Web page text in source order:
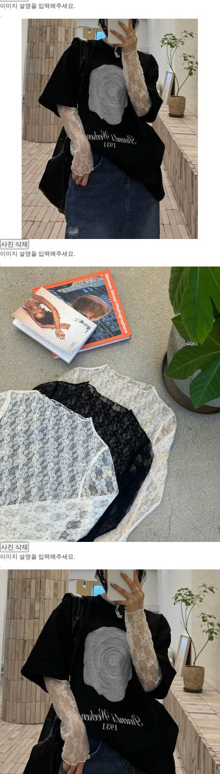
이미지 설명을 입력해주세요.
사진 삭제
이미지 설명을 입력해주세요.
사진 삭제
이미지 설명을 입력해주세요.